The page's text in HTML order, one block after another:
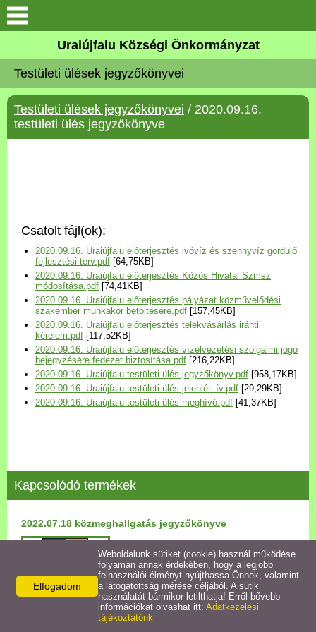
Köszöntő
Elérhetőségek
Uraiújfalu
Választási információk
Versenyképes Járások
Program
Települési Arculati
Kézikönyv
Hírek
Egyéb intézmények
Egyéb szolgáltatások
Egészségügyi ellátás
Uraiújfalu Sportegyesület
Uraiújfalu Községi Önkormányzat
Testületi ülések jegyzőkönyvei
Testületi ülések jegyzőkönyvei / 2020.09.16.
testületi ülés jegyzőkönyve
Csatolt fájl(ok):
2020.09.16. Uraiújfalu előterjesztés ivóvíz és szennyvíz gördülő
fejlesztési terv.pdf [64,75KB]
2020.09.16. Uraiújfalu előterjesztés Közös Hivatal Szmsz
módosítása.pdf [74,41KB]
2020.09.16. Uraiújfalu előterjesztés pályázat közművelődési
szakember munkakör betöltésére.pdf [157,45KB]
2020.09.16. Uraiújfalu előterjesztés telekvásárlás iránti
kérelem.pdf [117,52KB]
2020.09.16. Uraiújfalu előterjesztés vízelvezetési szolgalmi jogo
bejegyzésére fedezet biztosítása.pdf [216,22KB]
2020.09.16. Uraiújfalu testületi ülés jegyzőkönyv.pdf [958,17KB]
2020.09.16. Uraiújfalu testületi ülés jelenléti ív.pdf [29,29KB]
2020.09.16. Uraiújfalu testületi ülés meghívó.pdf [41,37KB]
Kapcsolódó termékek
2022.07.18 közmeghallgatás jegyzőkönyve
Részletek
Elfogadom
Weboldalunk sütiket (cookie) használ működése
folyamán annak érdekében, hogy a legjobb
felhasználói élményt nyújthassa Önnek, valamint
a látogatottság mérése céljából. A sütik
használatát bármikor letilthatja! Erről bővebb
információkat olvashat itt: Adatkezelési
tájékoztatónk